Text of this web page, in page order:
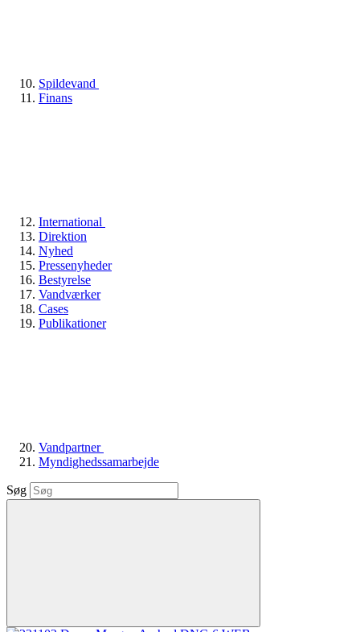
Spildevand
Finans
International
Direktion
Nyhed
Pressenyheder
Bestyrelse
Vandværker
Cases
Publikationer
Vandpartner
Myndighedssamarbejde
Søg